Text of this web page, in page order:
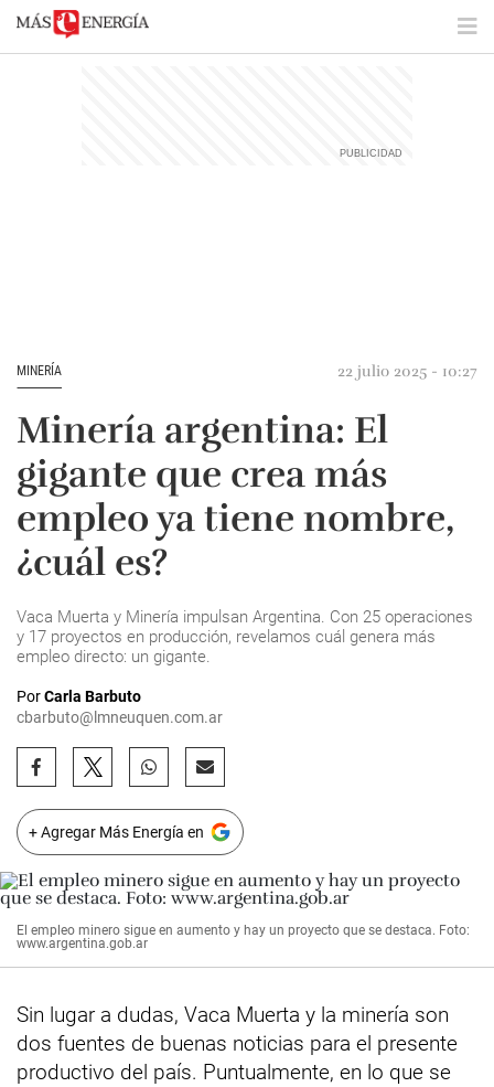
MINERÍA 22 julio 2025 - 10:27
Minería argentina: El
gigante que crea más
empleo ya tiene nombre,
¿cuál es?
Vaca Muerta y Minería impulsan Argentina. Con 25 operaciones
y 17 proyectos en producción, revelamos cuál genera más
empleo directo: un gigante.
PorCarla Barbuto
cbarbuto@lmneuquen.com.ar
+ Agregar Más Energía en
El empleo minero sigue en aumento y hay un proyecto que se destaca. Foto:
www.argentina.gob.ar
Sin lugar a dudas, Vaca Muerta y la minería son
dos fuentes de buenas noticias para el presente
productivo del país. Puntualmente, en lo que se